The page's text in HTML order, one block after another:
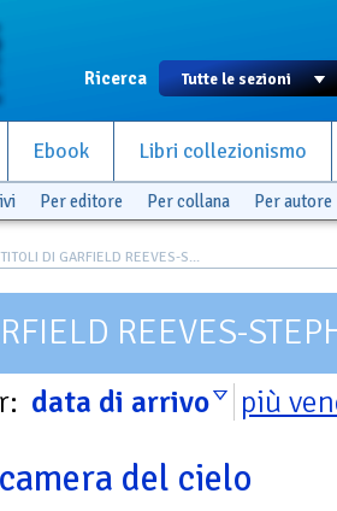
Ricerca
Ebook Libri collezionismo
Per editore Per collana Per autore
DI GARFIELD REEVES-S...
REEVES-
data di arrivo più
del cielo